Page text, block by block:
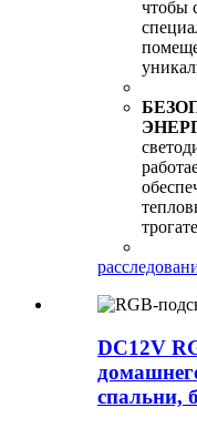
чтобы
DC12V
спальни,